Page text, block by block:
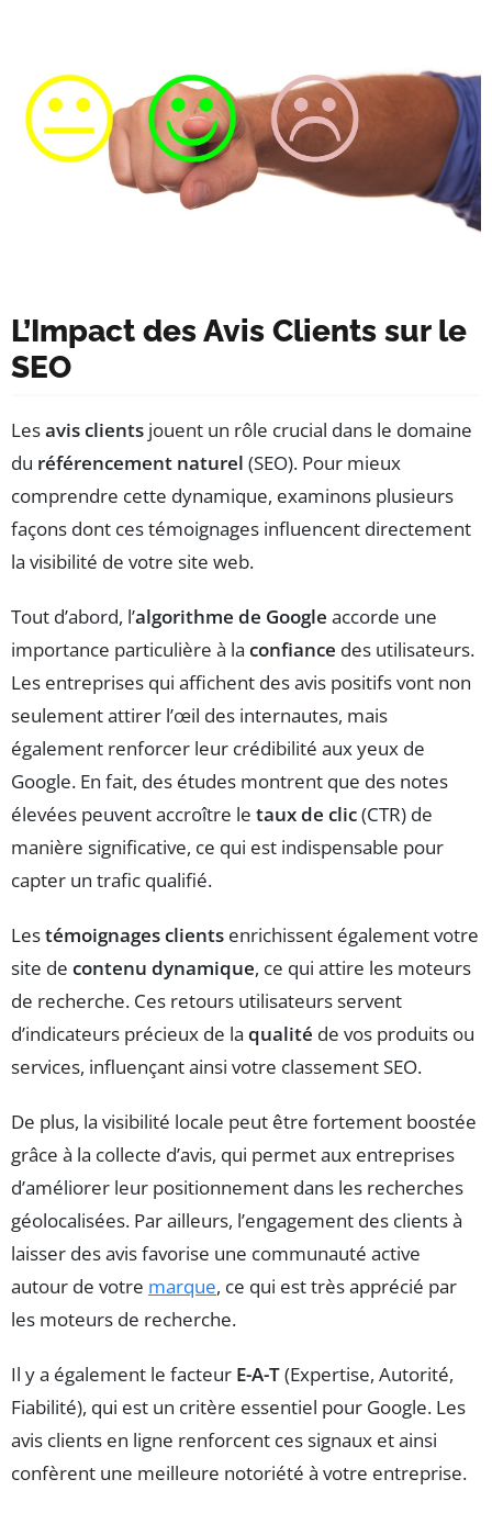
L’Impact des Avis Clients sur le
SEO
Lesavis clients jouent un rôle crucial dans le domaine
du référencement naturel (SEO). Pour mieux
comprendre cette dynamique, examinons plusieurs
façons dont ces témoignages influencent directement
la visibilité de votre site web.
Tout d’abord, l’algorithme de Google accorde une
importance particulière à la confiance des utilisateurs.
Les entreprises qui affichent des avis positifs vont non
seulement attirer l’œil des internautes, mais
également renforcer leur crédibilité aux yeux de
Google. En fait, des études montrent que des notes
élevées peuvent accroître le taux de clic(CTR) de
manière significative, ce qui est indispensable pour
capter un trafic qualifié.
Lestémoignages clients enrichissent également votre
site de contenu dynamique, ce qui attire les moteurs
de recherche. Ces retours utilisateurs servent
d’indicateurs précieux de la qualité de vos produits ou
services, influençant ainsi votre classement SEO.
De plus, la visibilité locale peut être fortement boostée
grâce à la collecte d’avis, qui permet aux entreprises
d’améliorer leur positionnement dans les recherches
géolocalisées. Par ailleurs, l’engagement des clients à
laisser des avis favorise une communauté active
autour de votre marque, ce qui est très apprécié par
les moteurs de recherche.
Il y a également le facteur E-A-T(Expertise, Autorité,
Fiabilité), qui est un critère essentiel pour Google. Les
avis clients en ligne renforcent ces signaux et ainsi
confèrent une meilleure notoriété à votre entreprise.